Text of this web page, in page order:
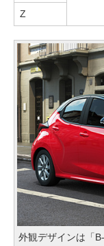
Z
外観デザインは「